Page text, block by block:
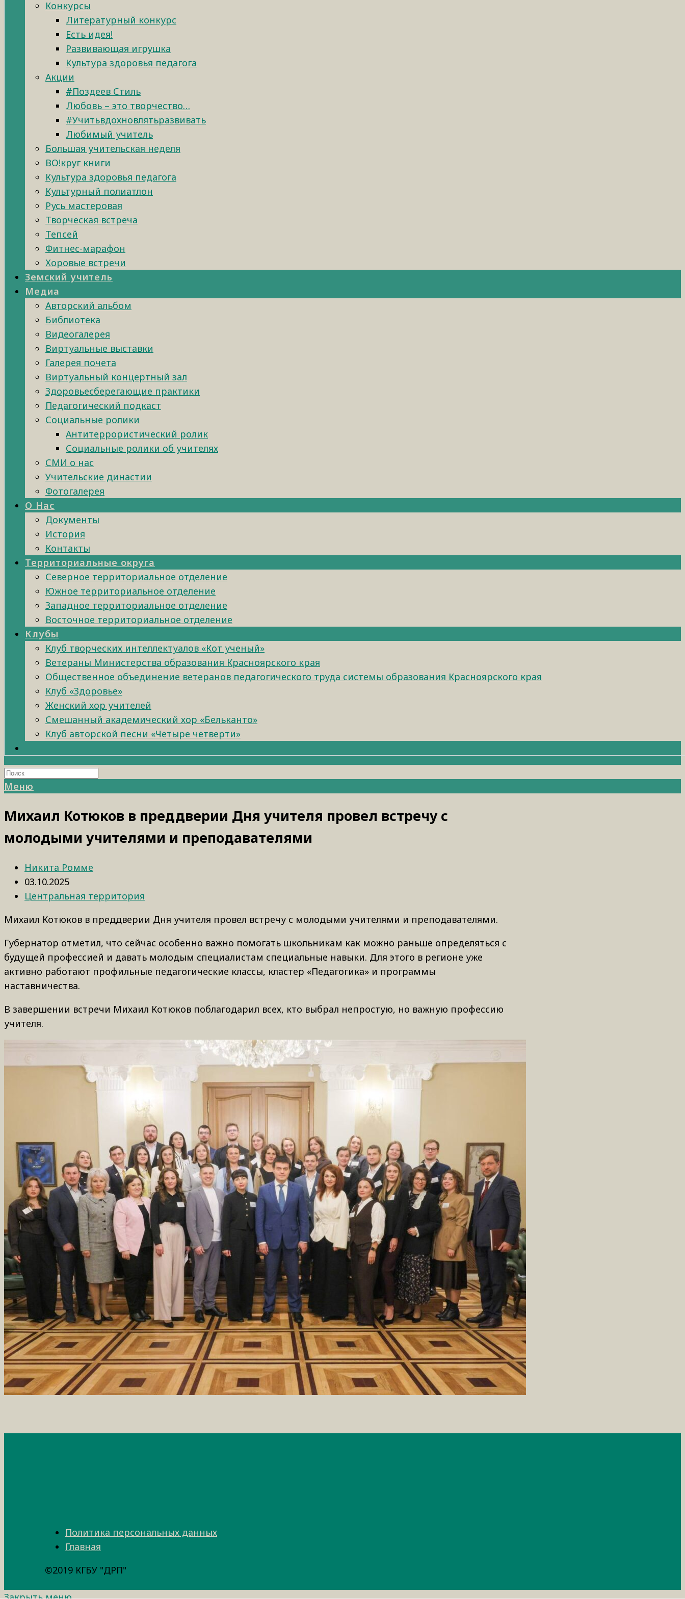
Конкурсы
Литературный конкурс
Есть идея!
Развивающая игрушка
Культура здоровья педагога
Акции
#Поздеев Стиль
Любовь – это творчество…
#Учитьвдохновлятьразвивать
Любимый учитель
Большая учительская неделя
ВО!круг книги
Культура здоровья педагога
Культурный полиатлон
Русь мастеровая
Творческая встреча
Тепсей
Фитнес-марафон
Хоровые встречи
Земский учитель
Медиа
Авторский альбом
Библиотека
Видеогалерея
Виртуальные выставки
Галерея почета
Виртуальный концертный зал
Здоровьесберегающие практики
Педагогический подкаст
Социальные ролики
Антитеррористический ролик
Социальные ролики об учителях
СМИ о нас
Учительские династии
Фотогалерея
О Нас
Документы
История
Контакты
Территориальные округа
Северное территориальное отделение
Южное территориальное отделение
Западное территориальное отделение
Восточное территориальное отделение
Клубы
Клуб творческих интеллектуалов «Кот ученый»
Ветераны Министерства образования Красноярского края
Общественное объединение ветеранов педагогического труда системы образования Красноярского края
Клуб «Здоровье»
Женский хор учителей
Смешанный академический хор «Бельканто»
Клуб авторской песни «Четыре четверти»
Меню
Михаил Котюков в преддверии Дня учителя провел встречу с
молодыми учителями и преподавателями
Никита Ромме
03.10.2025
Центральная территория
Михаил Котюков в преддверии Дня учителя провел встречу с молодыми учителями и преподавателями.
Губернатор отметил, что сейчас особенно важно помогать школьникам как можно раньше определяться с
будущей профессией и давать молодым специалистам специальные навыки. Для этого в регионе уже
активно работают профильные педагогические классы, кластер «Педагогика» и программы
наставничества.
В завершении встречи Михаил Котюков поблагодарил всех, кто выбрал непростую, но важную профессию
учителя.
Политика персональных данных
Главная
©2019 КГБУ "ДРП"